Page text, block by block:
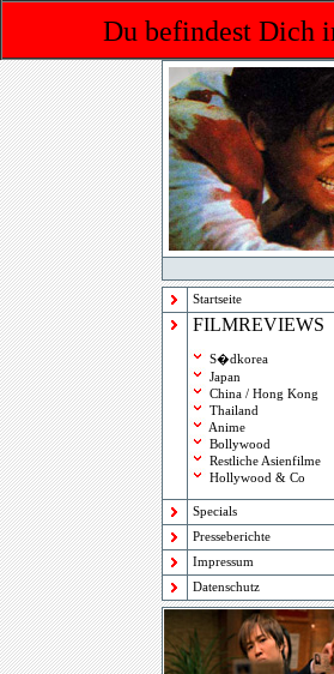
Du befindest Dich
Startseite
FILMREVIEWS
S�dkorea
Japan
China / Hong Kong
Thailand
Anime
Bollywood
Restliche Asienfilme
Hollywood & Co
Specials
Presseberichte
Impressum
Datenschutz